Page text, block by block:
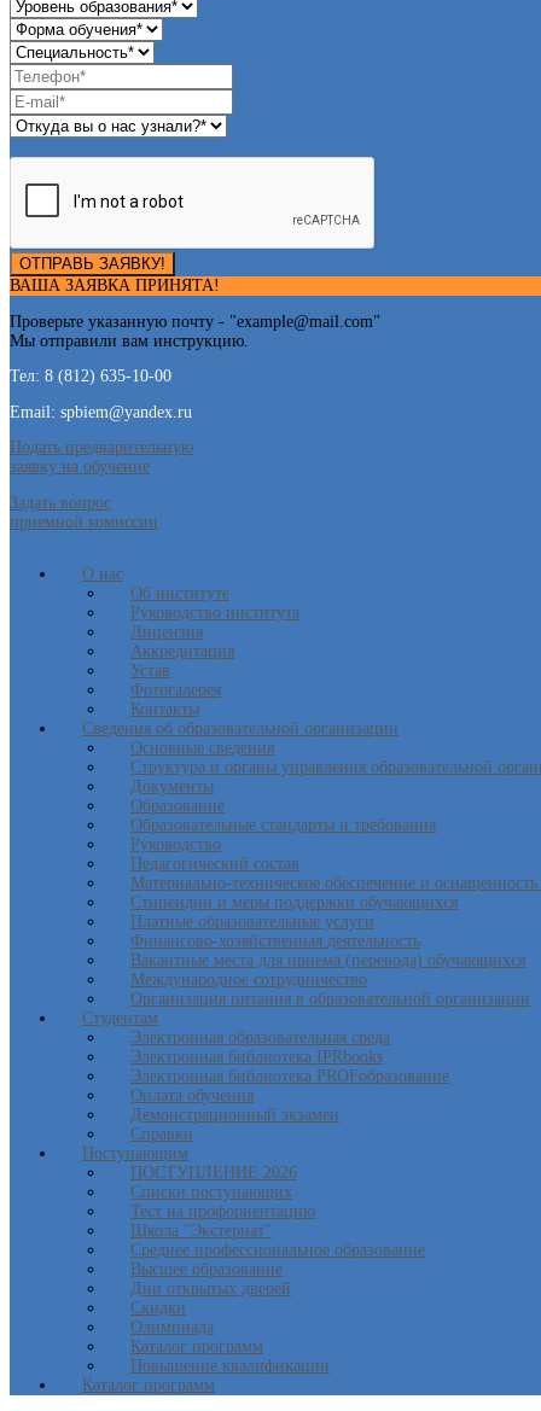
ОТПРАВЬ ЗАЯВКУ!
ВАША ЗАЯВКА ПРИНЯТА!
Проверьте указанную почту - "example@mail.com"
Мы отправили вам инструкцию.
Тел: 8 (812) 635-10-00
Email: spbiem@yandex.ru
Подать предварительную
заявку на обучение
Задать вопрос
приемной комиссии
О нас
Об институте
Руководство института
Лицензия
Аккредитация
Устав
Фотогалерея
Контакты
Сведения об образовательной организации
Основные сведения
Структура и органы управления образовательной
Документы
Образование
Образовательные стандарты и требования
Руководство
Педагогический состав
Материально-техническое обеспечение и
Стипендии и меры поддержки обучающихся
Платные образовательные услуги
Финансово-хозяйственная деятельность
Вакантные места для приема (перевода) обучающихся
Международное сотрудничество
Организация питания в образовательной организации
Студентам
Электронная образовательная среда
Электронная библиотека IPRbooks
Электронная библиотека PROFобразование
Оплата обучения
Демонстрационный экзамен
Справки
Поступающим
ПОСТУПЛЕНИЕ 2026
Списки поступающих
Тест на профориентацию
Школа "Экстернат"
Среднее профессиональное образование
Высшее образование
Дни открытых дверей
Скидки
Олимпиада
Каталог программ
Повышение квалификации
Каталог программ